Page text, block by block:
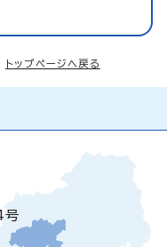
トップページへ戻る
号